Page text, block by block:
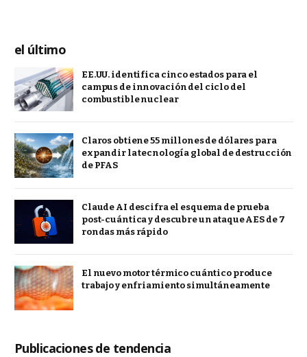
el último
EE.UU. identifica cinco estados para el
campus de innovación del ciclo del
combustible nuclear
Claros obtiene 55 millones de dólares para
expandir la tecnología global de destrucción
de PFAS
Claude AI descifra el esquema de prueba
post-cuántica y descubre un ataque AES de 7
rondas más rápido
El nuevo motor térmico cuántico produce
trabajo y enfriamiento simultáneamente
Publicaciones de tendencia